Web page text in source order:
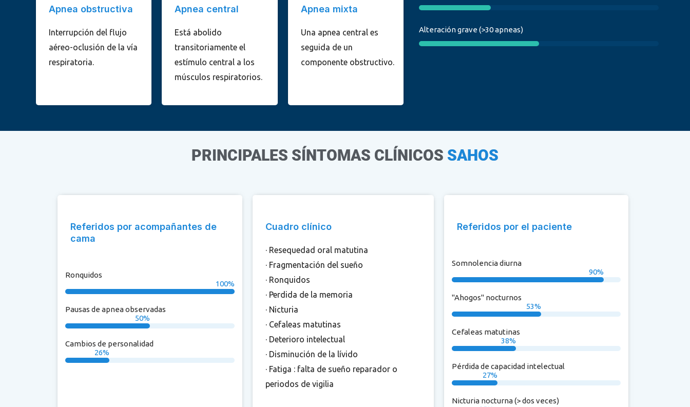
Apnea obstructiva
Interrupción del flujo
aéreo-oclusión de la vía
respiratoria.
Apnea central
Está abolido
transitoriamente el
estímulo central a los
músculos respiratorios.
Apnea mixta
Una apnea central es
seguida de un
componente obstructivo.
Alteración grave (>30 apneas)
PRINCIPALES SÍNTOMAS CLÍNICOS SAHOS
Referidos por acompañantes de
cama
Ronquidos
100%
Pausas de apnea observadas
50%
Cambios de personalidad
26%
Cuadro clínico
· Resequedad oral matutina
· Fragmentación del sueño
· Ronquidos
· Perdida de la memoria
· Nicturia
· Cefaleas matutinas
· Deterioro intelectual
· Disminución de la lívido
· Fatiga : falta de sueño reparador o
periodos de vigilia
Referidos por el paciente
Somnolencia diurna
90%
"Ahogos" nocturnos
53%
Cefaleas matutinas
38%
Pérdida de capacidad intelectual
27%
Nicturia nocturna (> dos veces)